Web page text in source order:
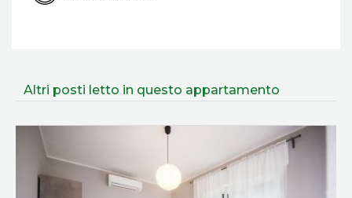
Altri posti letto in questo appartamento